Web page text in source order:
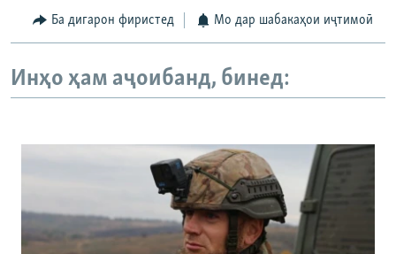
Ба дигарон фиристед Мо дар шабакаҳои иҷтимоӣ
Инҳо ҳам аҷоибанд, бинед: